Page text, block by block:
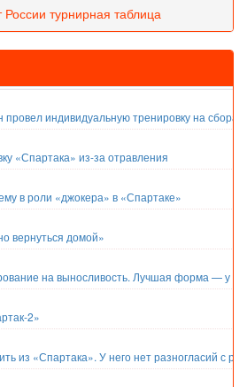
турнирная таблица
индивидуальную тренировку на
«Спартака» из-за отравления
в роли «джокера» в «Спартаке»
вернуться домой»
на выносливость. Лучшая форма — у
2»
из «Спартака». У него нет разногласий с